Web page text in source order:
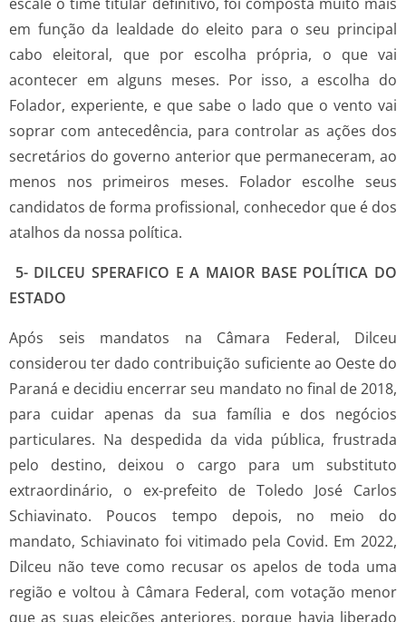
em função da lealdade do eleito para o seu principal
cabo eleitoral, que por escolha própria, o que vai
acontecer em alguns meses. Por isso, a escolha do
Folador, experiente, e que sabe o lado que o vento vai
soprar com antecedência, para controlar as ações dos
secretários do governo anterior que permaneceram, ao
menos nos primeiros meses. Folador escolhe seus
candidatos de forma profissional, conhecedor que é dos
atalhos da nossa política.
5- DILCEU SPERAFICO E A MAIOR BASE POLÍTICA DO
ESTADO
Após seis mandatos na Câmara Federal, Dilceu
considerou ter dado contribuição suficiente ao Oeste do
Paraná e decidiu encerrar seu mandato no final de 2018,
para cuidar apenas da sua família e dos negócios
particulares. Na despedida da vida pública, frustrada
pelo destino, deixou o cargo para um substituto
extraordinário, o ex-prefeito de Toledo José Carlos
Schiavinato. Poucos tempo depois, no meio do
mandato, Schiavinato foi vitimado pela Covid. Em 2022,
Dilceu não teve como recusar os apelos de toda uma
região e voltou à Câmara Federal, com votação menor
que as suas eleições anteriores, porque havia liberado